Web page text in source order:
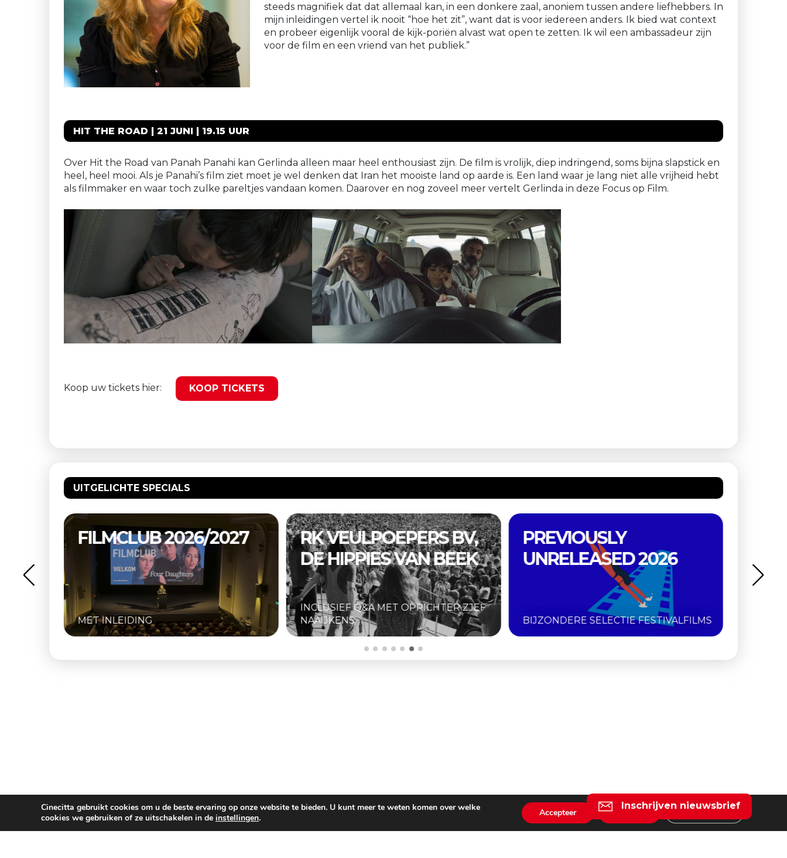
steeds magnifiek dat dat allemaal kan, in een donkere zaal, anoniem tussen andere liefhebbers. In
mijn inleidingen vertel ik nooit “hoe het zit”, want dat is voor iedereen anders. Ik bied wat context
en probeer eigenlijk vooral de kijk-poriën alvast wat open te zetten. Ik wil een ambassadeur zijn
voor de film en een vriend van het publiek.”
HIT THE ROAD | 21 JUNI | 19.15 UUR
Over Hit the Road van Panah Panahi kan Gerlinda alleen maar heel enthousiast zijn. De film is vrolijk, diep indringend, soms bijna slapstick en
heel, heel mooi. Als je Panahi’s film ziet moet je wel denken dat Iran het mooiste land op aarde is. Een land waar je lang niet alle vrijheid hebt
als filmmaker en waar toch zulke pareltjes vandaan komen. Daarover en nog zoveel meer vertelt Gerlinda in deze Focus op Film.
Koop uw tickets hier: KOOP TICKETS
UITGELICHTE SPECIALS
RK VEULPOEPERS BV,
DE HIPPIES VAN BEEK
INCLUSIEF Q&A MET OPRICHTER ZJEF
NAAIJKENS
PREVIOUSLY
UNRELEASED 2026
BIJZONDERE SELECTIE FESTIVALFILMS
JACQUES TATI
RETROSPECTIEF
ZES DIGITAAL GERESTAUREERDE
KLASSIEKERS
Inschrijven nieuwsbrief
Cinecitta gebruikt cookies om u de beste ervaring op onze website te bieden. U kunt meer te weten komen over welke
cookies we gebruiken of ze uitschakelen in de instellingen. Accepteer Weiger Instellingen